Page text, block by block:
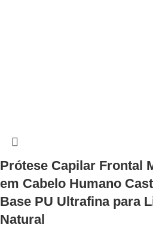
Prótese Capilar Frontal
em Cabelo Humano
Base PU Ultrafina para
Natural